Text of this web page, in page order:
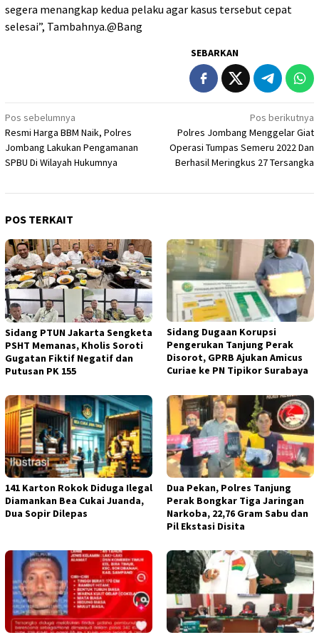
segera menangkap kedua pelaku agar kasus tersebut cepat
selesai”, Tambahnya.@Bang
SEBARKAN
Navigasi
pos
Pos sebelumnya
Resmi Harga BBM Naik, Polres
Jombang Lakukan Pengamanan
SPBU Di Wilayah Hukumnya
Pos berikutnya
Polres Jombang Menggelar Giat
Operasi Tumpas Semeru 2022 Dan
Berhasil Meringkus 27 Tersangka
POS TERKAIT
Sidang PTUN Jakarta Sengketa
PSHT Memanas, Kholis Soroti
Gugatan Fiktif Negatif dan
Putusan PK 155
Sidang Dugaan Korupsi
Pengerukan Tanjung Perak
Disorot, GPRB Ajukan Amicus
Curiae ke PN Tipikor Surabaya
141 Karton Rokok Diduga Ilegal
Diamankan Bea Cukai Juanda,
Dua Sopir Dilepas
Dua Pekan, Polres Tanjung
Perak Bongkar Tiga Jaringan
Narkoba, 22,76 Gram Sabu dan
Pil Ekstasi Disita